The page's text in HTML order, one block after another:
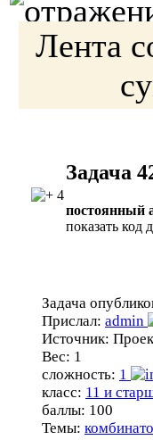
Лента
4
Задача
постоянный
показать код
Задача
Прислал: admin
Источник:
Вес: 1
сложность: 1
класс: 11 и
баллы: 100
Темы: